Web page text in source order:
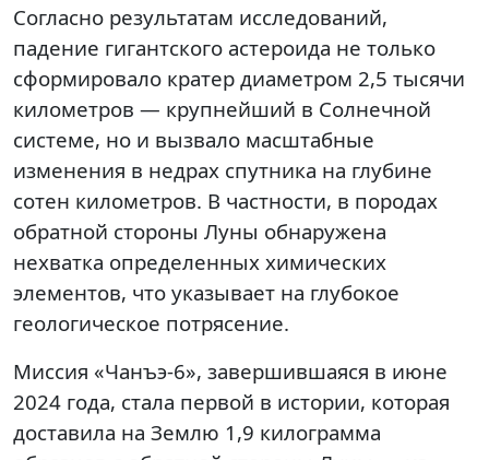
Согласно результатам исследований,
падение гигантского астероида не только
сформировало кратер диаметром 2,5 тысячи
километров — крупнейший в Солнечной
системе, но и вызвало масштабные
изменения в недрах спутника на глубине
сотен километров. В частности, в породах
обратной стороны Луны обнаружена
нехватка определенных химических
элементов, что указывает на глубокое
геологическое потрясение.
Миссия «Чанъэ-6», завершившаяся в июне
2024 года, стала первой в истории, которая
доставила на Землю 1,9 килограмма